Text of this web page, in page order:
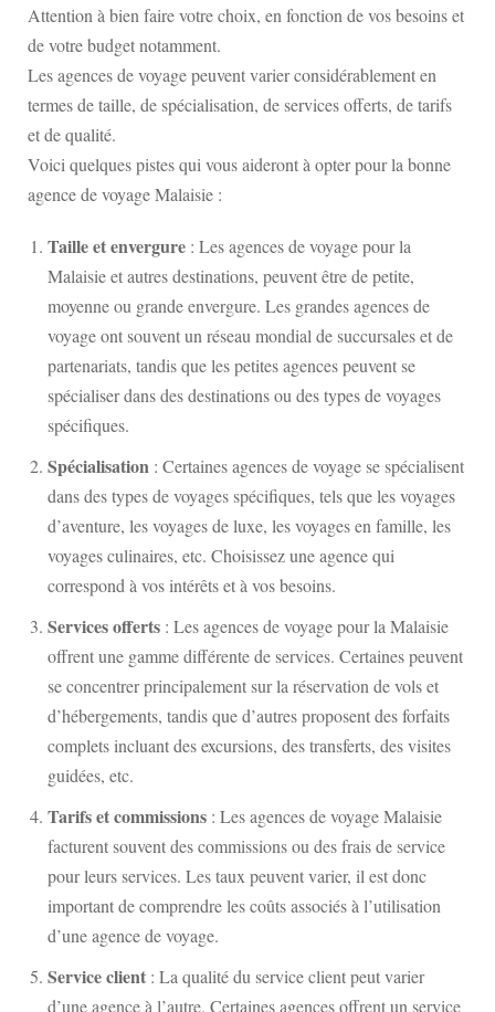
Attention à bien faire votre choix, en fonction de vos besoins et
de votre budget notamment.
Les agences de voyage peuvent varier considérablement en
termes de taille, de spécialisation, de services offerts, de tarifs
et de qualité.
Voici quelques pistes qui vous aideront à opter pour la bonne
agence de voyage Malaisie :
Taille et envergure : Les agences de voyage pour la
Malaisie et autres destinations, peuvent être de petite,
moyenne ou grande envergure. Les grandes agences de
voyage ont souvent un réseau mondial de succursales et de
partenariats, tandis que les petites agences peuvent se
spécialiser dans des destinations ou des types de voyages
spécifiques.
Spécialisation : Certaines agences de voyage se spécialisent
dans des types de voyages spécifiques, tels que les voyages
d’aventure, les voyages de luxe, les voyages en famille, les
voyages culinaires, etc. Choisissez une agence qui
correspond à vos intérêts et à vos besoins.
Services offerts : Les agences de voyage pour la Malaisie
offrent une gamme différente de services. Certaines peuvent
se concentrer principalement sur la réservation de vols et
d’hébergements, tandis que d’autres proposent des forfaits
complets incluant des excursions, des transferts, des visites
guidées, etc.
Tarifs et commissions : Les agences de voyage Malaisie
facturent souvent des commissions ou des frais de service
pour leurs services. Les taux peuvent varier, il est donc
important de comprendre les coûts associés à l’utilisation
d’une agence de voyage.
Service client : La qualité du service client peut varier
d’une agence à l’autre. Certaines agences offrent un service